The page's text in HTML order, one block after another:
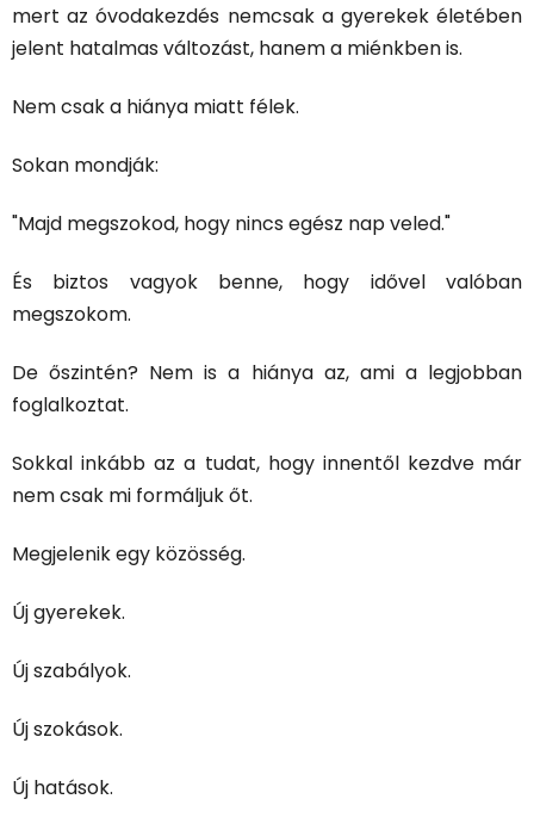
mert az óvodakezdés nemcsak a gyerekek életében
jelent hatalmas változást, hanem a miénkben is.
Nem csak a hiánya miatt félek.
Sokan mondják:
"Majd megszokod, hogy nincs egész nap veled."
És biztos vagyok benne, hogy idővel valóban
megszokom.
De őszintén? Nem is a hiánya az, ami a legjobban
foglalkoztat.
Sokkal inkább az a tudat, hogy innentől kezdve már
nem csak mi formáljuk őt.
Megjelenik egy közösség.
Új gyerekek.
Új szabályok.
Új szokások.
Új hatások.